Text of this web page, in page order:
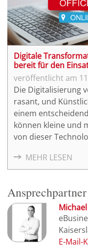
Digitale
bereit für den
Die Digitalisierung
rasant, und
einem
können kleine und
von dieser
InfoVortrag am 08.
Unternehmen fit
Sie dabei und
Ihre Effizienz
MEHR LESEN
Ansprechpartner